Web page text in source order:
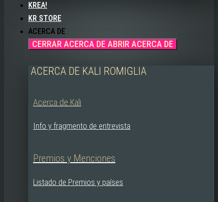
KREA!
KR STORE
ACERCA DE
CERRAR ACERCA DE ABRIR ACERCA DE
ACERCA DE KALI ROMIGLIA
Acerca de Kali
Info y fragmento de entrevista
Premios y Menciones
Listado de Premios y países